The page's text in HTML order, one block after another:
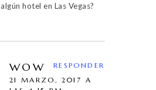
hotel en Las Vegas?
WOW
21 MARZO, 2017 A
RESPONDER